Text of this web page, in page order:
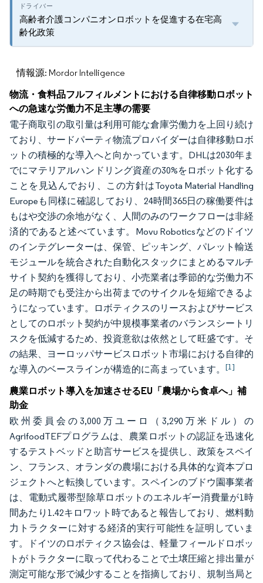
高齢者介護コンパニオンロボットを促進する在宅高
齢化政策
情報源: Mordor Intelligence
物流・食料品フルフィルメントにおける自律移動ロボット
への急速な労働力不足主導の需要
電子商取引の取引量は利用可能な倉庫労働力を上回り続け
ており、サードパーティ物流プロバイダーは自律移動ロボ
ットの積極的な導入へと向かっています。DHLは2030年ま
でにマテリアルハンドリング資産の30%をロボット化する
ことを見込んでおり、この方針はToyota Material Handling
Europeも同様に確認しており、24時間365日の稼働要件は
もはや交渉の余地がなく、人間のみのワークフローは非経
済的であると述べています。Movu Roboticsなどのドイツ
のインテグレーターは、保管、ピッキング、パレット輸送
モジュールを統合された自動化スタックにまとめるマルチ
サイト契約を獲得しており、小売業者は季節的な労働力不
足の時期でも受注から出荷までのサイクルを短縮できるよ
うになっています。ロボティクスのリースおよびサービス
としてのロボット契約が中規模事業者のバランスシートリ
スクを低減するため、投資意欲は依然として旺盛です。そ
の結果、ヨーロッパサービスロボット市場における自律的
な導入のベースラインが構造的に高まっています。 [1]
農業ロボット導入を加速させるEU「農場から食卓へ」補
助金
欧州委員会の3,000万ユーロ（3,290万米ドル）の
AgrifoodTEFプログラムは、農業ロボットの認証を迅速化
するテストベッドと助言サービスを提供し、政策をスペイ
ン、フランス、オランダの農場における具体的な資本プロ
ジェクトへと転換しています。スペインのブドウ園事業者
は、電動式履帯型除草ロボットのエネルギー消費量が1時
間あたり1.42キロワット時であると報告しており、燃料動
力トラクターに対する経済的実行可能性を証明していま
す。ドイツのロボティクス協会は、軽量フィールドロボッ
トがトラクターに取って代わることで土壌圧縮と排出量が
測定可能な形で減少することを指摘しており、規制当局と